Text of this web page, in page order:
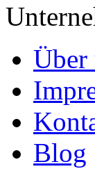
Über
Blog